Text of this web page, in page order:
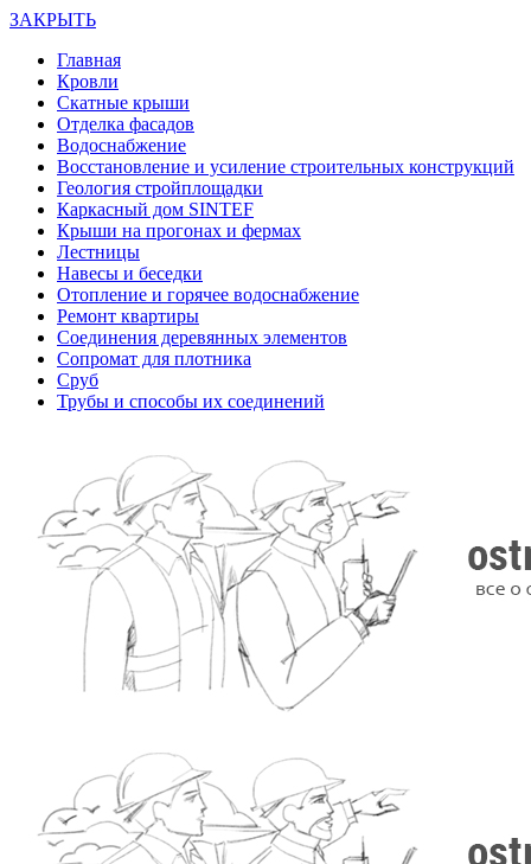
ЗАКРЫТЬ
Главная
Кровли
Скатные крыши
Отделка фасадов
Водоснабжение
Восстановление и усиление строительных конструкций
Геология стройплощадки
Каркасный дом SINTEF
Крыши на прогонах и фермах
Лестницы
Навесы и беседки
Отопление и горячее водоснабжение
Ремонт квартиры
Соединения деревянных элементов
Сопромат для плотника
Сруб
Трубы и способы их соединений